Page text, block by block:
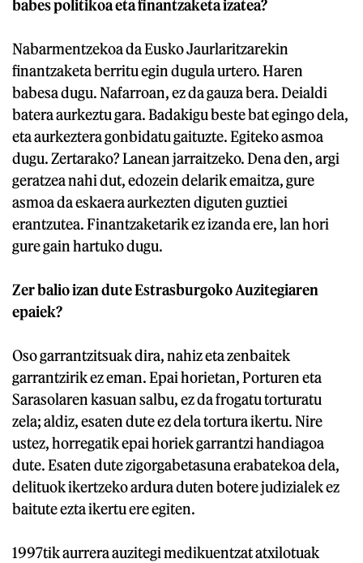
babes politikoa eta finantzaketa izatea?
Nabarmentzekoa da Eusko Jaurlaritzarekin
finantzaketa berritu egin dugula urtero. Haren
babesa dugu. Nafarroan, ez da gauza bera. Deialdi
batera aurkeztu gara. Badakigu beste bat egingo dela,
eta aurkeztera gonbidatu gaituzte. Egiteko asmoa
dugu. Zertarako? Lanean jarraitzeko. Dena den, argi
geratzea nahi dut, edozein delarik emaitza, gure
asmoa da eskaera aurkezten diguten guztiei
erantzutea. Finantzaketarik ez izanda ere, lan hori
gure gain hartuko dugu.
Zer balio izan dute Estrasburgoko Auzitegiaren
epaiek?
Oso garrantzitsuak dira, nahiz eta zenbaitek
garrantzirik ez eman. Epai horietan, Porturen eta
Sarasolaren kasuan salbu, ez da frogatu torturatu
zela; aldiz, esaten dute ez dela tortura ikertu. Nire
ustez, horregatik epai horiek garrantzi handiagoa
dute. Esaten dute zigorgabetasuna erabatekoa dela,
delituok ikertzeko ardura duten botere judizialek ez
baitute ezta ikertu ere egiten.
1997tik aurrera auzitegi medikuentzat atxilotuak